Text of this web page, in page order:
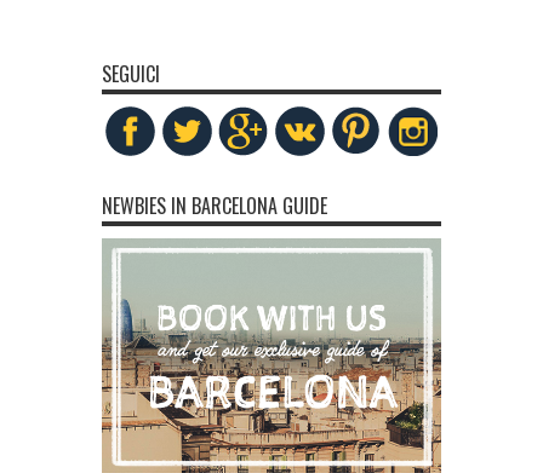
SEGUICI
NEWBIES IN BARCELONA GUIDE